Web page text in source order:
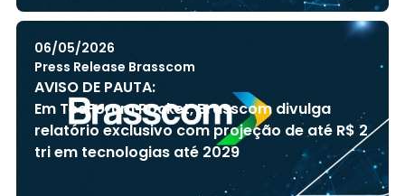
06/05/2026
Press Release Brasscom
AVISO DE PAUTA:
Em TecForum Pocket, Brasscom divulga
relatório exclusivo com projeção de até R$ 2
tri em tecnologias até 2029